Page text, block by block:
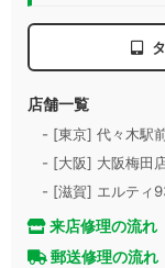
店舗一覧
- [東京] 代々木駅
- [大阪] 大阪梅田
- [滋賀] エルティ
来店修理の流れ
郵送修理の流れ